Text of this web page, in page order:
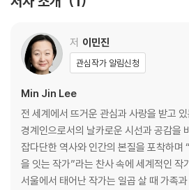
Set in a city where millionaires
he poor are too proud to accept, this
greed, and ambition is a compelling
Addictively readable, Min Jin Lee's
d for Millionaires exposes the
clinging to its old ways in a city
ots.
저 이민진
관심작가 알림신청
Min Jin Lee
전 세계에서 뜨거운 관심과 사랑을 받고
경계인으로서의 날카로운 시선과 공감을
잡다단한 역사와 인간의 본질을 포착하며
을 잇는 작가”라는 찬사 속에 세계적인 작
서울에서 태어난 작가는 일곱 살 때 가족